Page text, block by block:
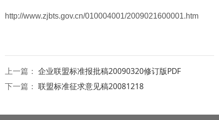
http://www.zjbts.gov.cn/010004001/2009021600001.htm
上一篇： 企业联盟标准报批稿20090320修订版PDF
下一篇： 联盟标准征求意见稿20081218